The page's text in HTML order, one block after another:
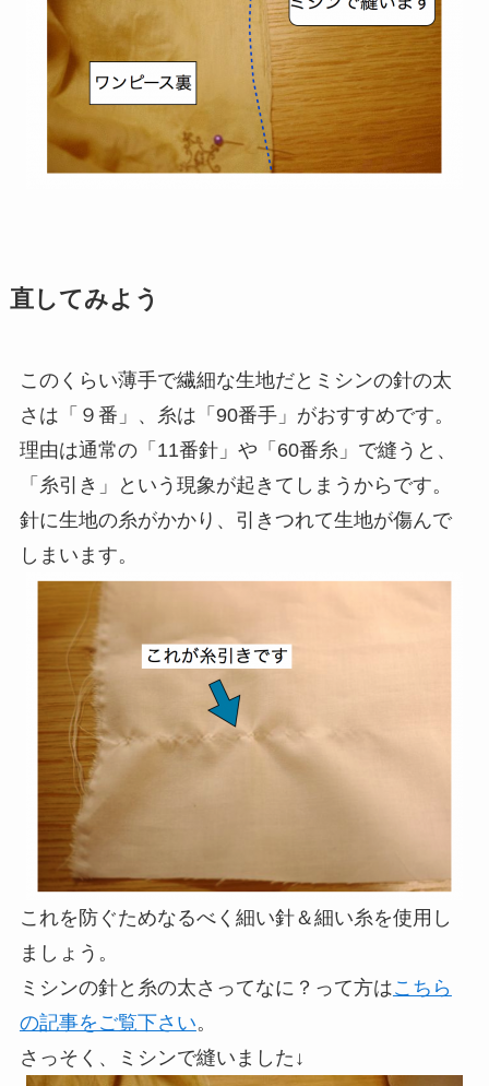
直してみよう
このくらい薄手で繊細な生地だとミシンの針の太
さは「９番」、糸は「90番手」がおすすめです。
理由は通常の「11番針」や「60番糸」で縫うと、
「糸引き」という現象が起きてしまうからです。
針に生地の糸がかかり、引きつれて生地が傷んで
しまいます。
これを防ぐためなるべく細い針＆細い糸を使用し
ましょう。
ミシンの針と糸の太さってなに？って方はこちら
の記事をご覧下さい。
さっそく、ミシンで縫いました↓